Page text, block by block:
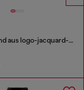
Langes Hemd aus logo-jacquard-knitter-satin